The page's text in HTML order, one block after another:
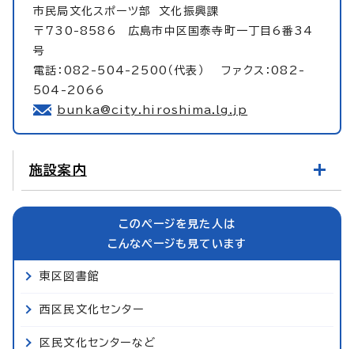
市民局文化スポーツ部 文化振興課
〒730-8586 広島市中区国泰寺町一丁目6番34
号
電話：082-504-2500（代表） ファクス：082-
504-2066
bunka@city.hiroshima.lg.jp
施設案内
このページを見た人は
こんなページも見ています
東区図書館
西区民文化センター
区民文化センターなど